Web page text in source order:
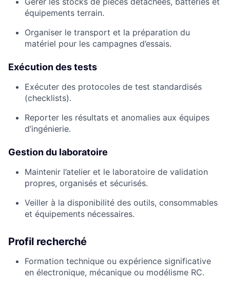
équipements terrain.
Organiser le transport et la préparation du
matériel pour les campagnes d’essais.
Exécution des tests
Exécuter des protocoles de test standardisés
(checklists).
Reporter les résultats et anomalies aux équipes
d’ingénierie.
Gestion du laboratoire
Maintenir l’atelier et le laboratoire de validation
propres, organisés et sécurisés.
Veiller à la disponibilité des outils, consommables
et équipements nécessaires.
Profil recherché
Formation technique ou expérience significative
en électronique, mécanique ou modélisme RC.